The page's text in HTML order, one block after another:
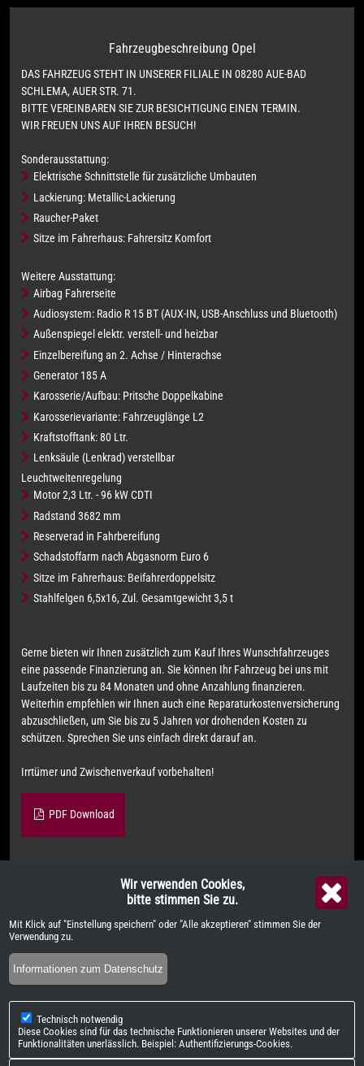
Wir verwenden Cookies,
bitte stimmen Sie zu.
Mit Klick auf "Einstellung speichern" oder "Alle akzeptieren" stimmen Sie der
Verwendung zu.
Informationen zum Datenschutz
Technisch notwendig
Diese Cookies sind für das technische Funktionieren unserer Websites und der
Funktionalitäten unerlässlich. Beispiel: Authentifizierungs-Cookies.
Fahrzeugbeschreibung Opel
DAS FAHRZEUG STEHT IN UNSERER FILIALE IN 08280 AUE-BAD
SCHLEMA, AUER STR. 71.
BITTE VEREINBAREN SIE ZUR BESICHTIGUNG EINEN TERMIN.
WIR FREUEN UNS AUF IHREN BESUCH!
Sonderausstattung:
Elektrische Schnittstelle für zusätzliche Umbauten
Lackierung: Metallic-Lackierung
Raucher-Paket
Sitze im Fahrerhaus: Fahrersitz Komfort
Weitere Ausstattung:
Airbag Fahrerseite
Audiosystem: Radio R 15 BT (AUX-IN, USB-Anschluss und Bluetooth)
Außenspiegel elektr. verstell- und heizbar
Einzelbereifung an 2. Achse / Hinterachse
Generator 185 A
Karosserie/Aufbau: Pritsche Doppelkabine
Karosserievariante: Fahrzeuglänge L2
Kraftstofftank: 80 Ltr.
Lenksäule (Lenkrad) verstellbar
Leuchtweitenregelung
Motor 2,3 Ltr. - 96 kW CDTI
Radstand 3682 mm
Reserverad in Fahrbereifung
Schadstoffarm nach Abgasnorm Euro 6
Sitze im Fahrerhaus: Beifahrerdoppelsitz
Stahlfelgen 6,5x16, Zul. Gesamtgewicht 3,5 t
Gerne bieten wir Ihnen zusätzlich zum Kauf Ihres Wunschfahrzeuges
eine passende Finanzierung an. Sie können Ihr Fahrzeug bei uns mit
Laufzeiten bis zu 84 Monaten und ohne Anzahlung finanzieren.
Weiterhin empfehlen wir Ihnen auch eine Reparaturkostenversicherung
abzuschließen, um Sie bis zu 5 Jahren vor drohenden Kosten zu
schützen. Sprechen Sie uns einfach direkt darauf an.
Irrtümer und Zwischenverkauf vorbehalten!
PDF Download
Weitere Informationen zum offiziellen Kraftstoffverbrauch und zu
Stromverbrauch neuer PKW können dem "Leitfaden über den offiziellen
Kraftstoffverbrauch, die offiziellen spezifischen CO
den offiziellen Stromverbrauch neuer PKW" entnommen werden, der an
GmbH" unentgeltlich erhältlich ist unter
QR-Code